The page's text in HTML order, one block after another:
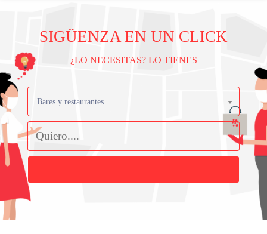
SIGÜENZA EN UN CLICK
¿LO NECESITAS? LO TIENES
Bares y restaurantes